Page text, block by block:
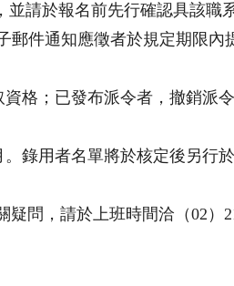
請於報名前先行確認具該職
郵件通知應徵者於規定期限內
格；已發布派令者，撤銷派
錄用者名單將於核定後另行
問，請於上班時間洽（02）